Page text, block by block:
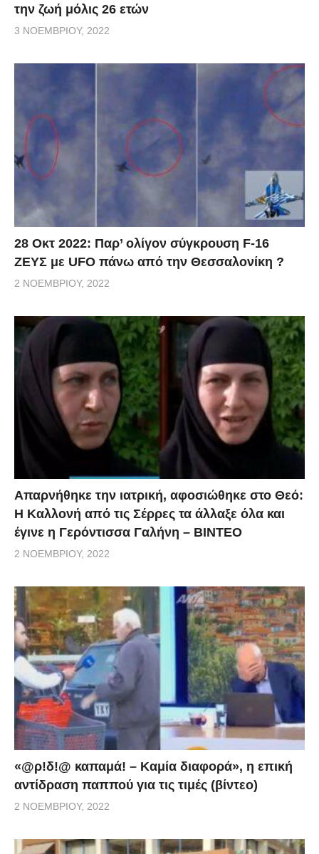
την ζωή μόλις 26 ετών
3 ΝΟΕΜΒΡΊΟΥ, 2022
28 Οκτ 2022: Παρ’ ολίγον σύγκρουση F-16
ΖΕΥΣ με UFO πάνω από την Θεσσαλονίκη ?
2 ΝΟΕΜΒΡΊΟΥ, 2022
Απαρνήθηκε την ιατρική, αφοσιώθηκε στο Θεό:
Η Καλλονή από τις Σέρρες τα άλλαξε όλα και
έγινε η Γερόντισσα Γαλήνη – ΒΙΝΤΕΟ
2 ΝΟΕΜΒΡΊΟΥ, 2022
«@ρ!δ!@ καπαμά! – Καμία διαφορά», η επική
αντίδραση παππού για τις τιμές (βίντεο)
2 ΝΟΕΜΒΡΊΟΥ, 2022